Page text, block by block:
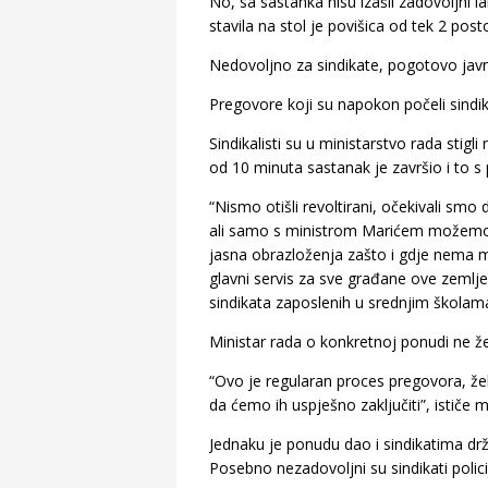
stavila na stol je povišica od tek 2
Nedovoljno za sindikate, pogotovo
Pregovore koji su napokon počeli
Sindikalisti su u ministarstvo rada
od 10 minuta sastanak je završio i to
“Nismo otišli revoltirani, očekivali smo
ali samo s ministrom Marićem
jasna obrazloženja zašto i gdje nema
glavni servis za sve građane ove
sindikata zaposlenih u srednjim
Ministar rada o konkretnoj ponudi ne
“Ovo je regularan proces pregovora,
da ćemo ih uspješno zaključiti”, ističe
Jednaku je ponudu dao i sindikatima
Posebno nezadovoljni su sindikati